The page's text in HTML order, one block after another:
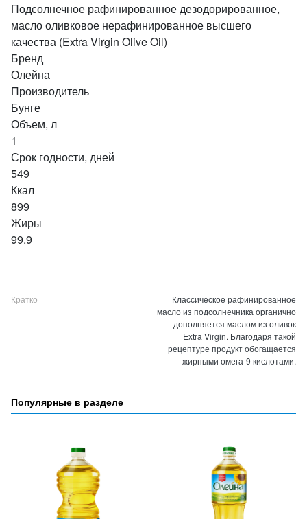
Подсолнечное рафинированное дезодорированное,
масло оливковое нерафинированное высшего
качества (Extra Virgin Olive Oil)
Бренд
Олейна
Производитель
Бунге
Объем, л
1
Срок годности, дней
549
Ккал
899
Жиры
99.9
Кратко
Классическое рафинированное
масло из подсолнечника органично
дополняется маслом из оливок
Extra Virgin. Благодаря такой
рецептуре продукт обогащается
жирными омега-9 кислотами.
Популярные в разделе